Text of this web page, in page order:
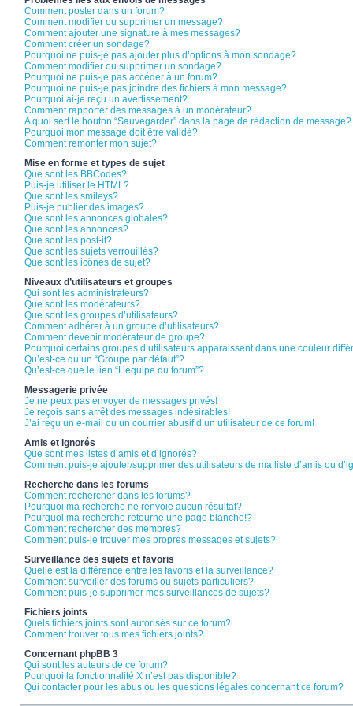
Comment poster dans un forum?
Comment modifier ou supprimer un message?
Comment ajouter une signature à mes messages?
Comment créer un sondage?
Pourquoi ne puis-je pas ajouter plus d’options à mon sondage?
Comment modifier ou supprimer un sondage?
Pourquoi ne puis-je pas accéder à un forum?
Pourquoi ne puis-je pas joindre des fichiers à mon message?
Pourquoi ai-je reçu un avertissement?
Comment rapporter des messages à un modérateur?
A quoi sert le bouton “Sauvegarder” dans la page de rédaction de message?
Pourquoi mon message doit être validé?
Comment remonter mon sujet?
Mise en forme et types de sujet
Que sont les BBCodes?
Puis-je utiliser le HTML?
Que sont les smileys?
Puis-je publier des images?
Que sont les annonces globales?
Que sont les annonces?
Que sont les post-it?
Que sont les sujets verrouillés?
Que sont les icônes de sujet?
Niveaux d’utilisateurs et groupes
Qui sont les administrateurs?
Que sont les modérateurs?
Que sont les groupes d’utilisateurs?
Comment adhérer à un groupe d’utilisateurs?
Comment devenir modérateur de groupe?
Pourquoi certains groupes d’utilisateurs apparaissent dans une couleur
Qu’est-ce qu’un “Groupe par défaut”?
Qu’est-ce que le lien “L’équipe du forum”?
Messagerie privée
Je ne peux pas envoyer de messages privés!
Je reçois sans arrêt des messages indésirables!
J’ai reçu un e-mail ou un courrier abusif d’un utilisateur de ce forum!
Amis et ignorés
Que sont mes listes d’amis et d’ignorés?
Comment puis-je ajouter/supprimer des utilisateurs de ma liste d’amis ou
Recherche dans les forums
Comment rechercher dans les forums?
Pourquoi ma recherche ne renvoie aucun résultat?
Pourquoi ma recherche retourne une page blanche!?
Comment rechercher des membres?
Comment puis-je trouver mes propres messages et sujets?
Surveillance des sujets et favoris
Quelle est la différence entre les favoris et la surveillance?
Comment surveiller des forums ou sujets particuliers?
Comment puis-je supprimer mes surveillances de sujets?
Fichiers joints
Quels fichiers joints sont autorisés sur ce forum?
Comment trouver tous mes fichiers joints?
Concernant phpBB 3
Qui sont les auteurs de ce forum?
Pourquoi la fonctionnalité X n’est pas disponible?
Qui contacter pour les abus ou les questions légales concernant ce forum?